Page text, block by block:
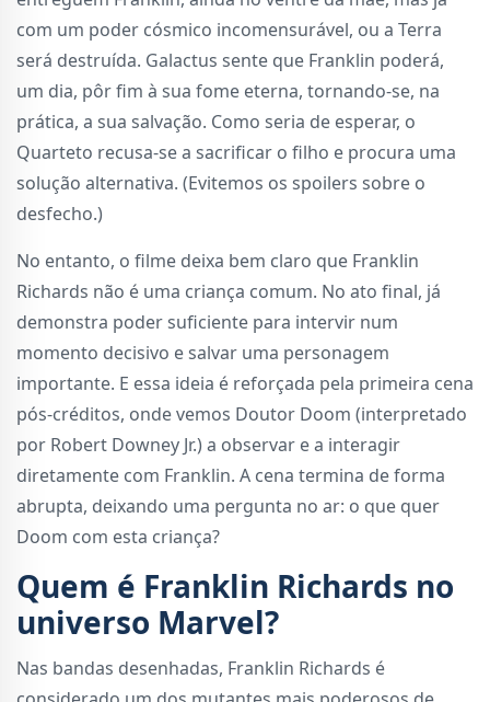
com um poder cósmico incomensurável, ou a Terra
será destruída. Galactus sente que Franklin poderá,
um dia, pôr fim à sua fome eterna, tornando-se, na
prática, a sua salvação. Como seria de esperar, o
Quarteto recusa-se a sacrificar o filho e procura uma
solução alternativa. (Evitemos os spoilers sobre o
desfecho.)
No entanto, o filme deixa bem claro que Franklin
Richards não é uma criança comum. No ato final, já
demonstra poder suficiente para intervir num
momento decisivo e salvar uma personagem
importante. E essa ideia é reforçada pela primeira cena
pós-créditos, onde vemos Doutor Doom (interpretado
por Robert Downey Jr.) a observar e a interagir
diretamente com Franklin. A cena termina de forma
abrupta, deixando uma pergunta no ar: o que quer
Doom com esta criança?
Quem é Franklin Richards no
universo Marvel?
Nas bandas desenhadas, Franklin Richards é